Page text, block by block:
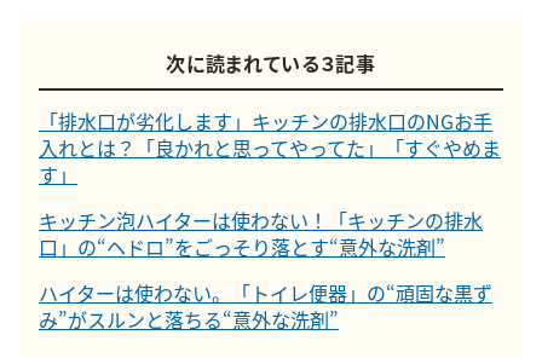
次に読まれている３記事
「排水口が劣化します」キッチンの排水口のNGお手
入れとは？「良かれと思ってやってた」「すぐやめま
す」
キッチン泡ハイターは使わない！「キッチンの排水
口」の“ヘドロ”をごっそり落とす“意外な洗剤”
ハイターは使わない。「トイレ便器」の“頑固な黒ず
み”がスルンと落ちる“意外な洗剤”